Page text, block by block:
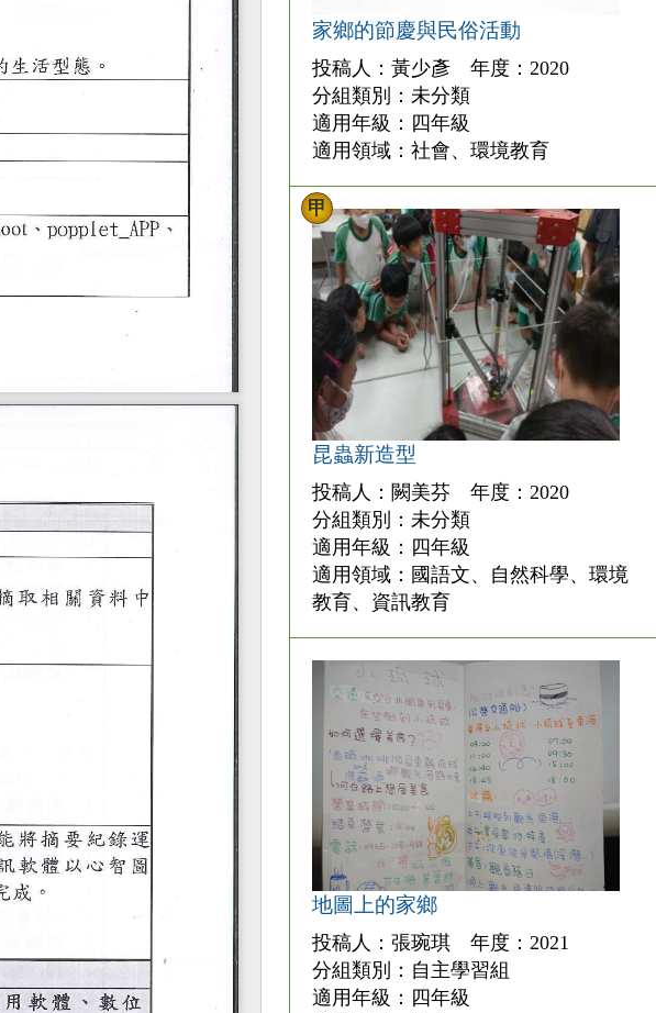
家鄉的節慶與民俗活動
投稿人：黃少彥 年度：2020
分組類別：未分類
適用年級：四年級
適用領域：社會、環境教育
昆蟲新造型
甲
投稿人：闕美芬 年度：2020
分組類別：未分類
適用年級：四年級
適用領域：國語文、自然科學、環境
教育、資訊教育
地圖上的家鄉
投稿人：張琬琪 年度：2021
分組類別：自主學習組
適用年級：四年級